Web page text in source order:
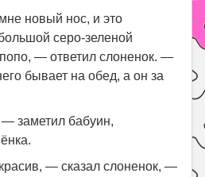
новый нос, и это
серо-зеленой
— ответил слоненок. —
бывает на обед, а он за
заметил бабуин,
— сказал слоненок, —